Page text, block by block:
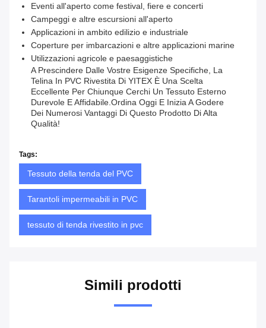
Eventi all'aperto come festival, fiere e concerti
Campeggi e altre escursioni all'aperto
Applicazioni in ambito edilizio e industriale
Coperture per imbarcazioni e altre applicazioni marine
Utilizzazioni agricole e paesaggistiche
A Prescindere Dalle Vostre Esigenze Specifiche, La
Telina In PVC Rivestita Di YITEX È Una Scelta
Eccellente Per Chiunque Cerchi Un Tessuto Esterno
Durevole E Affidabile.Ordina Oggi E Inizia A Godere
Dei Numerosi Vantaggi Di Questo Prodotto Di Alta
Qualità!
Tags:
Tessuto della tenda del PVC
Tarantoli impermeabili in PVC
tessuto di tenda rivestito in pvc
Simili prodotti